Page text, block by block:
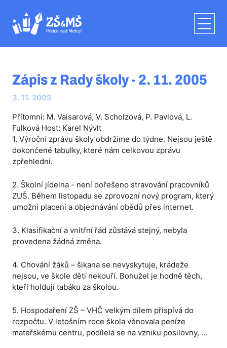
Zápis z Rady školy - 2. 11. 2005
3. 11. 2005
Přítomni: M. Vaisarová, V. Scholzová, P. Pavlová, L.
Fulková Host: Karel Nývlt
1. Výroční zprávu školy obdržíme do týdne. Nejsou ještě
dokončené tabulky, které nám celkovou zprávu
zpřehlední.
2. Školní jídelna - není dořešeno stravování pracovníků
ZUŠ. Během listopadu se zprovozní nový program, který
umožní placení a objednávání obědů přes internet.
3. Klasifikační a vnitřní řád zůstává stejný, nebyla
provedena žádná změna.
4. Chování žáků – šikana se nevyskytuje, krádeže
nejsou, ve škole děti nekouří. Bohužel je hodně těch,
kteří holdují tabáku za školou.
5. Hospodaření ZŠ – VHČ velkým dílem přispívá do
rozpočtu. V letošním roce škola věnovala peníze
mateřskému centru, podílela se na vzniku posilovny, ...